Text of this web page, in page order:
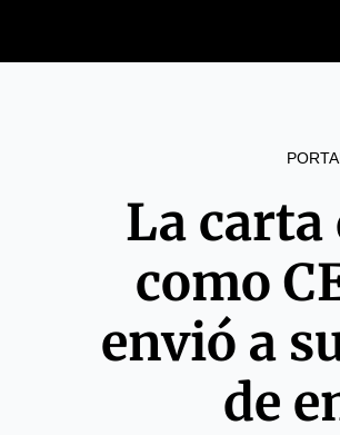
La carta
como
envió a
de